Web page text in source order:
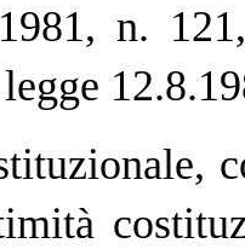
n.